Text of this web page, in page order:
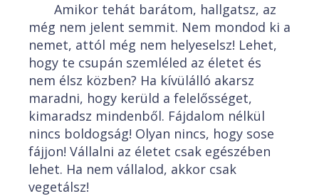
Amikor tehát barátom, hallgatsz, az
még nem jelent semmit. Nem mondod ki a
nemet, attól még nem helyeselsz! Lehet,
hogy te csupán szemléled az életet és
nem élsz közben? Ha kívülálló akarsz
maradni, hogy kerüld a felelősséget,
kimaradsz mindenből. Fájdalom nélkül
nincs boldogság! Olyan nincs, hogy sose
fájjon! Vállalni az életet csak egészében
lehet. Ha nem vállalod, akkor csak
vegetálsz!